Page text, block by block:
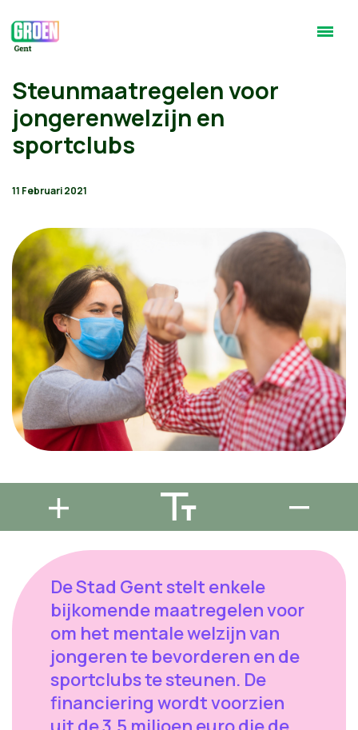
Steunmaatregelen voor
jongerenwelzijn en
sportclubs
11 Februari 2021
De Stad Gent stelt enkele
bijkomende maatregelen voor
om het mentale welzijn van
jongeren te bevorderen en de
sportclubs te steunen. De
financiering wordt voorzien